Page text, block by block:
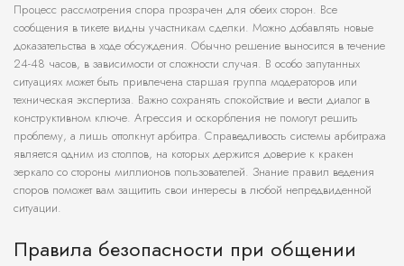
Процесс рассмотрения спора прозрачен для обеих сторон. Все
сообщения в тикете видны участникам сделки. Можно добавлять новые
доказательства в ходе обсуждения. Обычно решение выносится в течение
24-48 часов, в зависимости от сложности случая. В особо запутанных
ситуациях может быть привлечена старшая группа модераторов или
техническая экспертиза. Важно сохранять спокойствие и вести диалог в
конструктивном ключе. Агрессия и оскорбления не помогут решить
проблему, а лишь оттолкнут арбитра. Справедливость системы арбитража
является одним из столпов, на которых держится доверие к кракен
зеркало со стороны миллионов пользователей. Знание правил ведения
споров поможет вам защитить свои интересы в любой непредвиденной
ситуации.
Правила безопасности при общении